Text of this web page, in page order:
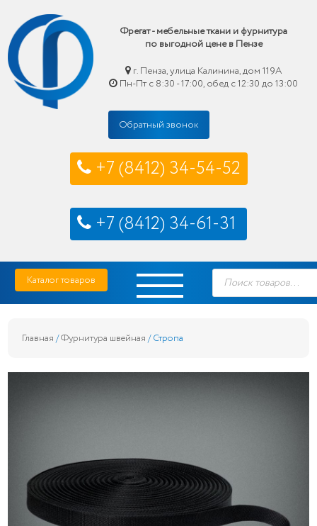
Фрегат - мебельные ткани и фурнитура
по выгодной цене в Пензе
г. Пенза, улица Калинина, дом 119А
Пн-Пт с 8:30 - 17:00, обед с 12:30 до 13:00
Обратный звонок
+7 (8412) 34-54-52
+7 (8412) 34-61-31
Skip
content
Фрегат — мебельные ткани и фурнитура купить по выгодной цене в Пензе
Каталог товаров
Поиск
товаров
Главная /Фурнитура швейная / Стропа